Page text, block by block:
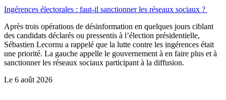
Ingérences électorales : faut-il sanctionner les réseaux sociaux ?
Après trois opérations de désinformation en quelques jours ciblant
des candidats déclarés ou pressentis à l’élection présidentielle,
Sébastien Lecornu a rappelé que la lutte contre les ingérences était
une priorité. La gauche appelle le gouvernement à en faire plus et à
sanctionner les réseaux sociaux participant à la diffusion.
Le 6 août 2026